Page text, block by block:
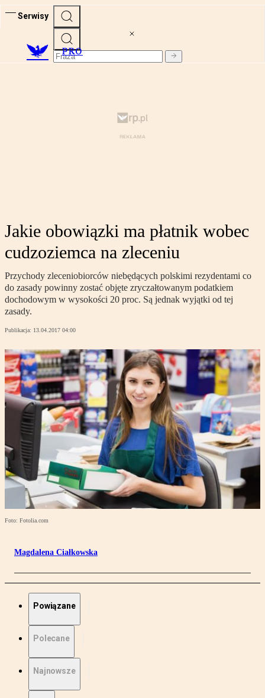
Serwisy
PRO
Jakie obowiązki ma płatnik wobec
cudzoziemca na zleceniu
Przychody zleceniobiorców niebędących polskimi rezydentami co
do zasady powinny zostać objęte zryczałtowanym podatkiem
dochodowym w wysokości 20 proc. Są jednak wyjątki od tej
zasady.
Publikacja: 13.04.2017 04:00
Foto: Fotolia.com
Magdalena Ciałkowska
Powiązane
Polecane
Najnowsze